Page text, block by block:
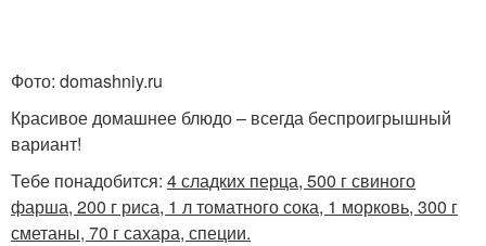
Фото: domashniy.ru
Красивое домашнее блюдо – всегда беспроигрышный
вариант!
Тебе понадобится: 4 сладких перца, 500 г свиного
фарша, 200 г риса, 1 л томатного сока, 1 морковь, 300 г
сметаны, 70 г сахара, специи.